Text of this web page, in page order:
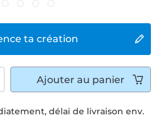
ta création
délai de livraison env.
Ajouter au panier